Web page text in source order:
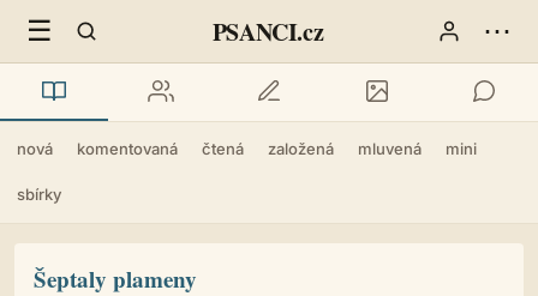
☰ PSANCI.cz ⋯
nová komentovaná čtená založená mluvená mini
sbírky
Šeptaly plameny